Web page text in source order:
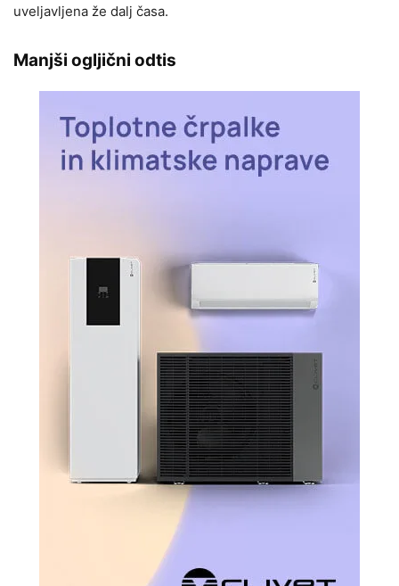
uveljavljena že dalj časa.
Manjši ogljični odtis